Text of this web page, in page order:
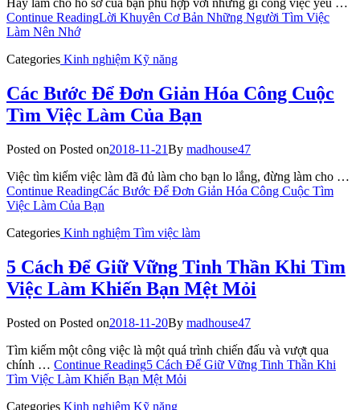
Hãy làm cho hồ sơ của bạn phù hợp với những gì công việc yêu …
Continue ReadingLời Khuyên Cơ Bản Những Người Tìm Việc
Làm Nên Nhớ
Categories Kinh nghiệm Kỹ năng
Các Bước Để Đơn Giản Hóa Công Cuộc
Tìm Việc Làm Của Bạn
Posted on Posted on2018-11-21By madhouse47
Việc tìm kiếm việc làm đã đủ làm cho bạn lo lắng, đừng làm cho …
Continue ReadingCác Bước Để Đơn Giản Hóa Công Cuộc Tìm
Việc Làm Của Bạn
Categories Kinh nghiệm Tìm việc làm
5 Cách Để Giữ Vững Tinh Thần Khi Tìm
Việc Làm Khiến Bạn Mệt Mỏi
Posted on Posted on2018-11-20By madhouse47
Tìm kiếm một công việc là một quá trình chiến đấu và vượt qua
chính … Continue Reading5 Cách Để Giữ Vững Tinh Thần Khi
Tìm Việc Làm Khiến Bạn Mệt Mỏi
Categories Kinh nghiệm Kỹ năng